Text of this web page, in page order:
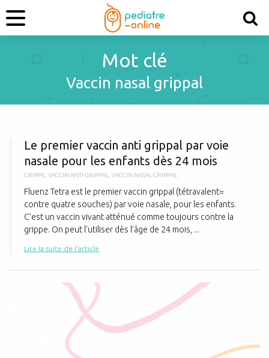
Mot clé
Vaccin nasal grippal
Le premier vaccin anti grippal par voie
nasale pour les enfants dès 24 mois
GRIPPE VACCIN ANTI GRIPPAL VACCIN NASAL GRIPPAL
Fluenz Tetra est le premier vaccin grippal (tétravalent=
contre quatre souches) par voie nasale, pour les enfants.
C’est un vaccin vivant atténué comme toujours contre la
grippe. On peut l’utiliser dès l’âge de 24 mois, ...
Lire la suite de l'article